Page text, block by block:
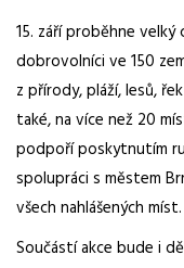
15. září proběhne
dobrovolníci ve 150
z přírody, pláží, lesů,
také, na více než 20
podpoří poskytnutím
spolupráci s městem
všech nahlášených míst.
Součástí akce bude i